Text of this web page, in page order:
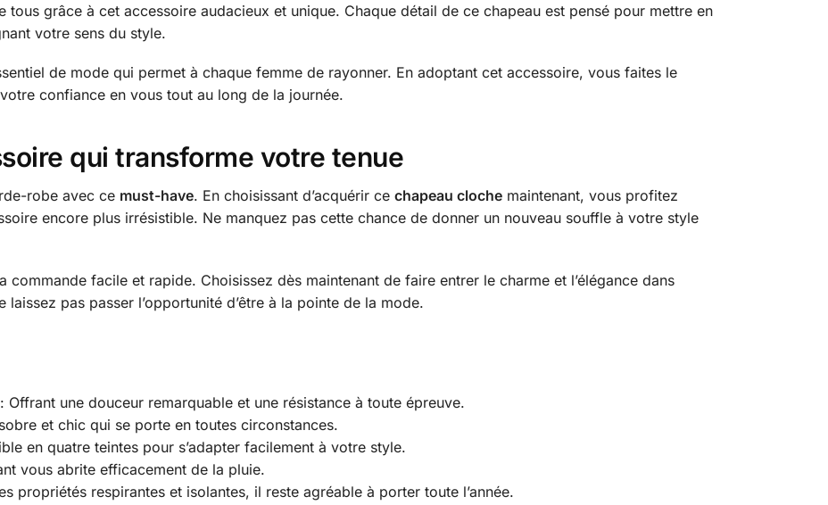
tous grâce à cet accessoire audacieux et unique. Chaque détail de ce chapeau est pensé pour mettre en
votre sens du style.
de mode qui permet à chaque femme de rayonner. En adoptant cet accessoire, vous faites le
confiance en vous tout au long de la journée.
qui transforme votre tenue
robe avec ce must-have. En choisissant d’acquérir ce chapeau clochemaintenant, vous profitez
encore plus irrésistible. Ne manquez pas cette chance de donner un nouveau souffle à votre style
commande facile et rapide. Choisissez dès maintenant de faire entrer le charme et l’élégance dans
pas passer l’opportunité d’être à la pointe de la mode.
Offrant une douceur remarquable et une résistance à toute épreuve.
et chic qui se porte en toutes circonstances.
en quatre teintes pour s’adapter facilement à votre style.
vous abrite efficacement de la pluie.
propriétés respirantes et isolantes, il reste agréable à porter toute l’année.